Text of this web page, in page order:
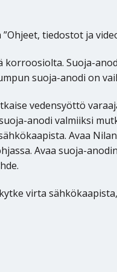
tiedostot ja
Suoja-
suoja-anodi on
vedensyöttö
anodi valmiiksi
Avaa
Avaa suoja-
virta